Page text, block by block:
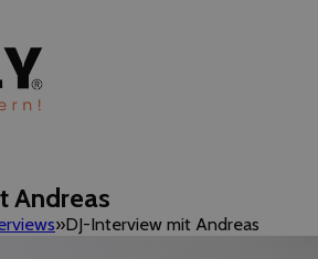
Andreas
DJ-Interview mit Andreas